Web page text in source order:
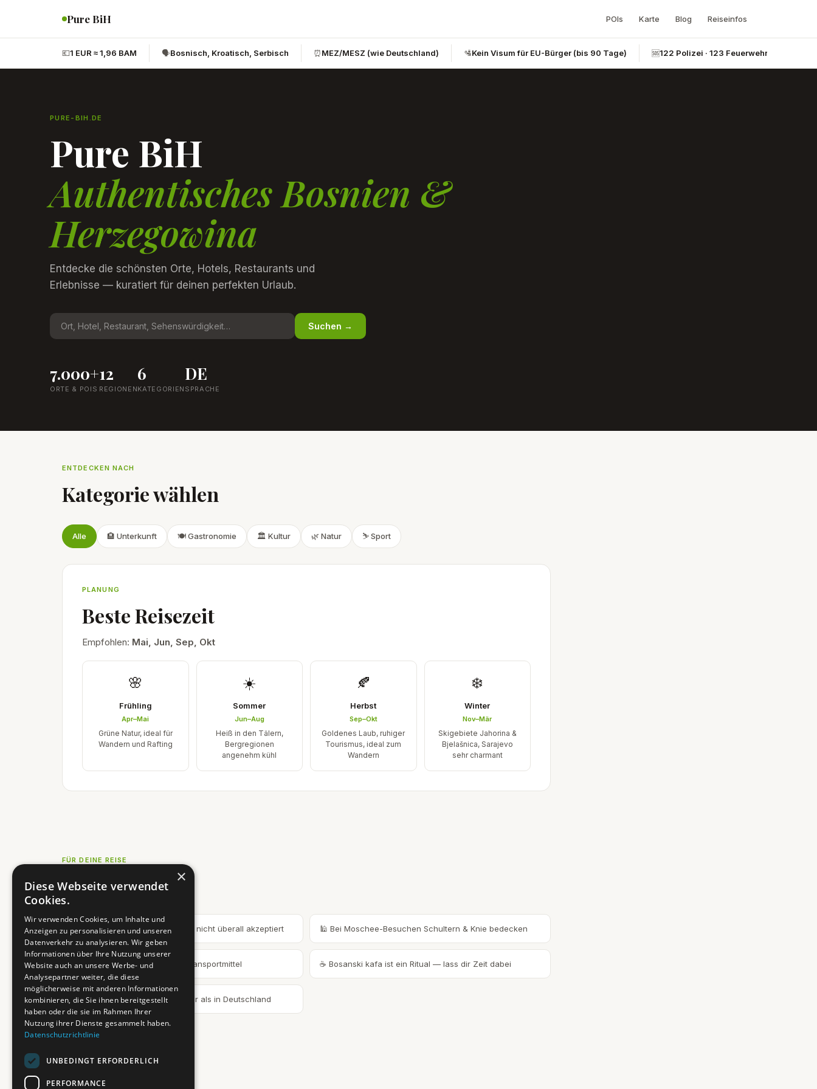
Pure BiH POIs Karte Blog Reiseinfos
💶1 EUR ≈ 1,96 BAM 🗣️Bosnisch, Kroatisch, Serbisch ⏰MEZ/MESZ (wie Deutschland) 🛂Kein Visum für EU-Bürger (bis 90 Tage) 🆘122 Polizei · 123 Feuerwehr · 124
PURE-BIH.DE
Pure BiH
Authentisches Bosnien &
Herzegowina
Entdecke die schönsten Orte, Hotels, Restaurants und
Erlebnisse — kuratiert für deinen perfekten Urlaub.
Suchen →
7.000+
ORTE & POIS
12
REGIONEN
6
KATEGORIEN
DE
SPRACHE
ENTDECKEN NACH
Kategorie wählen
Alle 🏨 Unterkunft 🍽️ Gastronomie 🏛️ Kultur 🌿 Natur ⛷️ Sport
PLANUNG
Beste Reisezeit
Empfohlen: Mai, Jun, Sep, Okt
🌸
Frühling
Apr–Mai
Grüne Natur, ideal für
Wandern und Rafting
☀️
Sommer
Jun–Aug
Heiß in den Tälern,
Bergregionen
angenehm kühl
🍂
Herbst
Sep–Okt
Goldenes Laub, ruhiger
Tourismus, ideal zum
Wandern
❄️
Winter
Nov–Mär
Skigebiete Jahorina &
Bjelašnica, Sarajevo
sehr charmant
FÜR DEINE REISE
Insider-Tipps
💡 Bargeld mitnehmen — Karten nicht überall akzeptiert 🕌 Bei Moschee-Besuchen Schultern & Knie bedecken
🚌 Busse sind das günstigste Transportmittel ☕ Bosanski kafa ist ein Ritual — lass dir Zeit dabei
🛒 Čevapi im Original sind kleiner als in Deutschland
×
Diese Webseite verwendet
Cookies.
Wir verwenden Cookies, um Inhalte und
Anzeigen zu personalisieren und unseren
Datenverkehr zu analysieren. Wir geben
Informationen über Ihre Nutzung unserer
Website auch an unsere Werbe- und
Analysepartner weiter, die diese
möglicherweise mit anderen Informationen
kombinieren, die Sie ihnen bereitgestellt
haben oder die sie im Rahmen Ihrer
Nutzung ihrer Dienste gesammelt haben.
Datenschutzrichtlinie
UNBEDINGT ERFORDERLICH
PERFORMANCE